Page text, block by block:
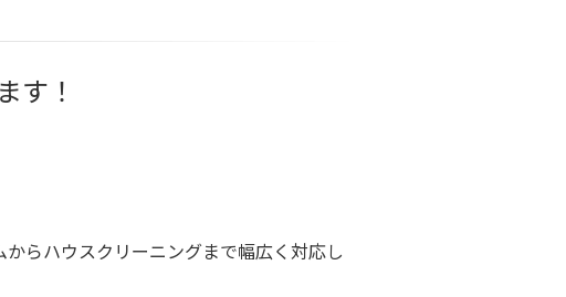
す！
らハウスクリーニングまで幅広く対応し